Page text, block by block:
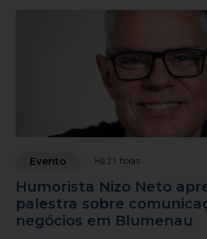
Evento Há 21 horas
Humorista Nizo Neto
palestra sobre
negócios em Blumenau